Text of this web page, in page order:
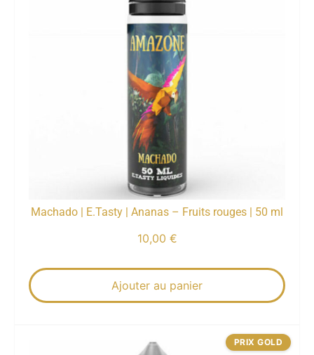
Machado | E.Tasty | Ananas – Fruits rouges | 50 ml
10,00 €
Ajouter au panier
PRIX GOLD